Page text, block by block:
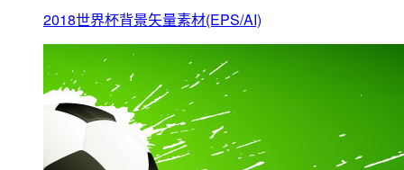
2018世界杯背景矢量素材(EPS/AI)